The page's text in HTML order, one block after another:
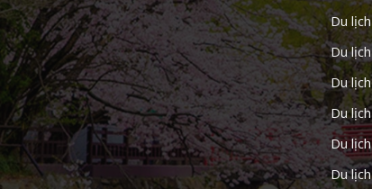
Du
Du
Du
Du
Du
Du